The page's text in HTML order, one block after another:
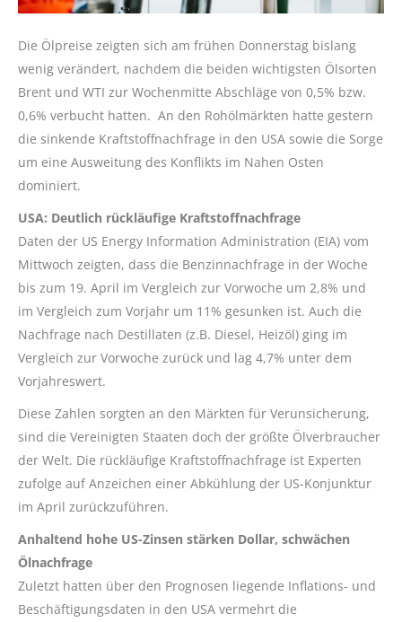
Die Ölpreise zeigten sich am frühen Donnerstag bislang
wenig verändert, nachdem die beiden wichtigsten Ölsorten
Brent und WTI zur Wochenmitte Abschläge von 0,5% bzw.
0,6% verbucht hatten. An den Rohölmärkten hatte gestern
die sinkende Kraftstoffnachfrage in den USA sowie die Sorge
um eine Ausweitung des Konflikts im Nahen Osten
dominiert.
USA: Deutlich rückläufige Kraftstoffnachfrage
Daten der US Energy Information Administration (EIA) vom
Mittwoch zeigten, dass die Benzinnachfrage in der Woche
bis zum 19. April im Vergleich zur Vorwoche um 2,8% und
im Vergleich zum Vorjahr um 11% gesunken ist. Auch die
Nachfrage nach Destillaten (z.B. Diesel, Heizöl) ging im
Vergleich zur Vorwoche zurück und lag 4,7% unter dem
Vorjahreswert.
Diese Zahlen sorgten an den Märkten für Verunsicherung,
sind die Vereinigten Staaten doch der größte Ölverbraucher
der Welt. Die rückläufige Kraftstoffnachfrage ist Experten
zufolge auf Anzeichen einer Abkühlung der US-Konjunktur
im April zurückzuführen.
Anhaltend hohe US-Zinsen stärken Dollar, schwächen
Ölnachfrage
Zuletzt hatten über den Prognosen liegende Inflations- und
Beschäftigungsdaten in den USA vermehrt die